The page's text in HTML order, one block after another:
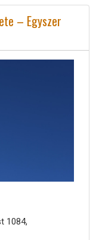
– Egyszer
1084,